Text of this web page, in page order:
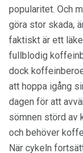
popularitet. Och
göra stor skada,
faktiskt är ett
fullblodig
dock
att hoppa igång
dagen för att
sömnen störd av
och behöver
När cykeln